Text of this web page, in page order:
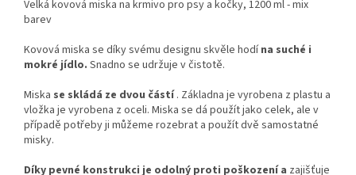
Velká kovová miska na krmivo pro psy a kočky, 1200 ml - mix
barev
Kovová miska se díky svému designu skvěle hodína suché i
mokré jídlo. Snadno se udržuje v čistotě.
Miska se skládá ze dvou částí. Základna je vyrobena z plastu a
vložka je vyrobena z oceli. Miska se dá použít jako celek, ale v
případě potřeby ji můžeme rozebrat a použít dvě samostatné
misky.
Díky pevné konstrukci je odolný proti poškození a zajišťuje